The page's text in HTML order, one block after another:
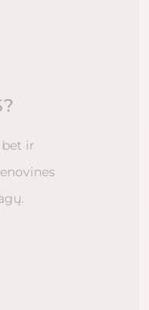
bet ir